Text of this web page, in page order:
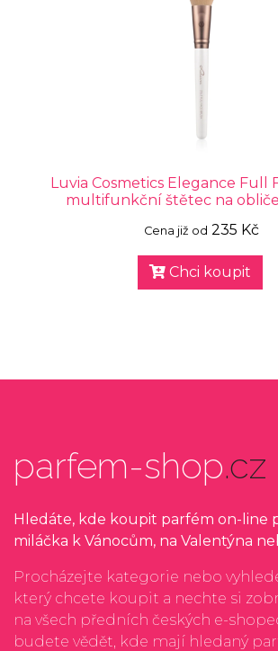
Luvia Cosmetics Elegance Full
multifunkční štětec na obličej
Cena již od 235 Kč
Chci koupit
parfem-shop.cz
Hledáte, kde koupit parfém on-line
miláčka k Vánocům, na Valentýna
Procházejte kategorie nebo
který chcete koupit a nechte si
na všech předních českých e-
budete vědět, kde mají hledaný